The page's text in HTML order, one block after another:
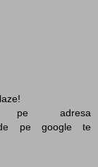
adresa
de pe google te